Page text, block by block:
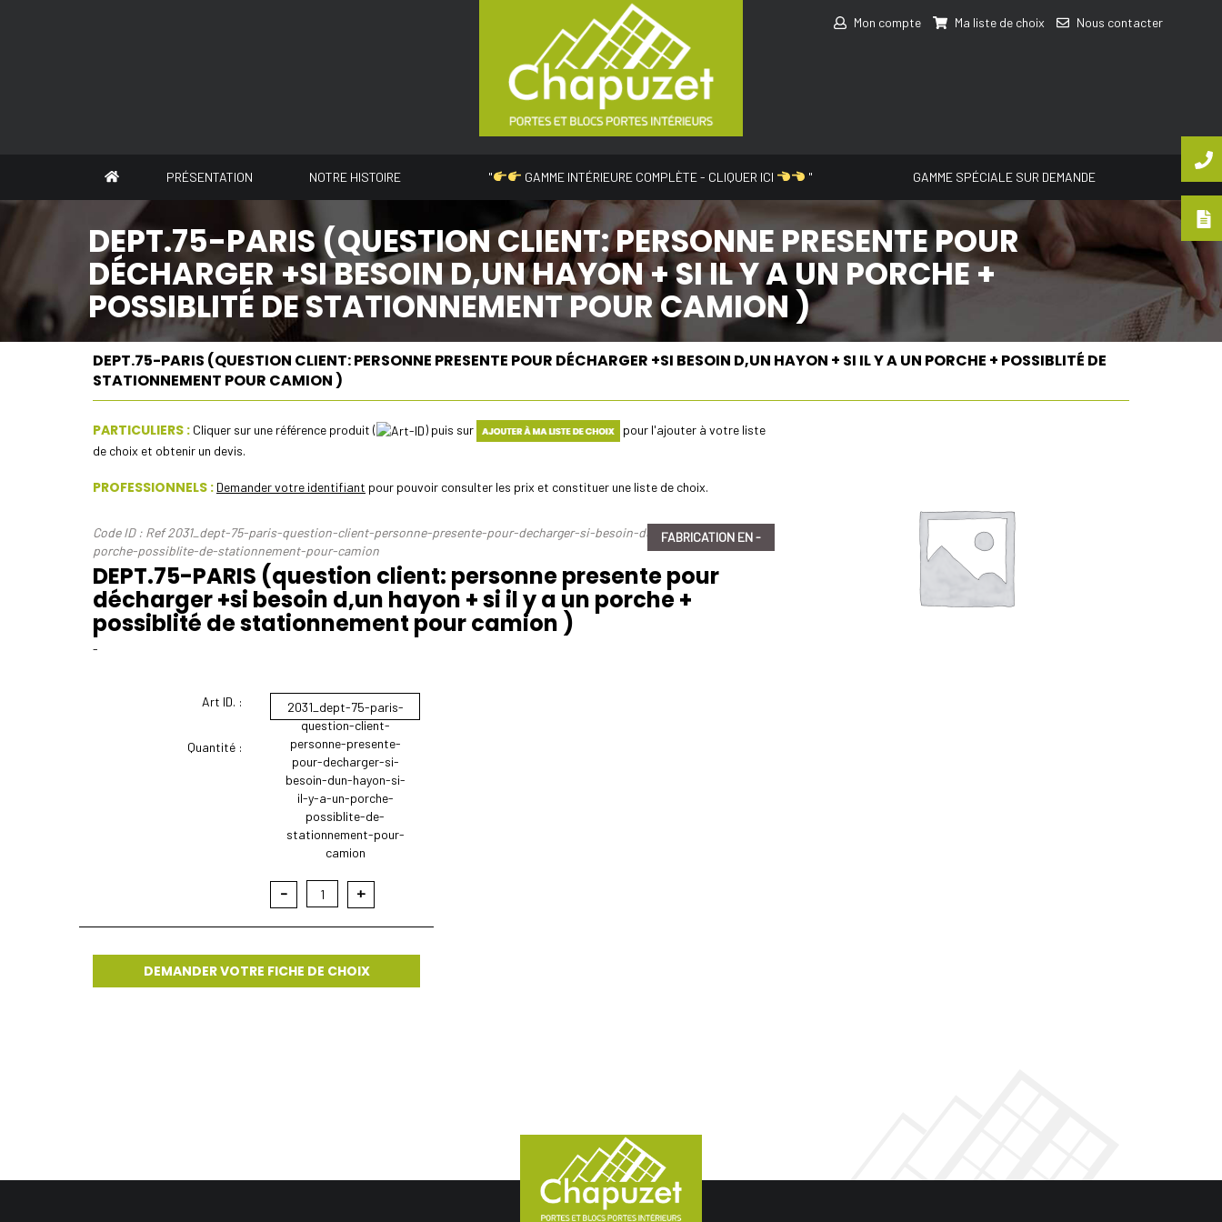
Mon compte Ma liste de choix Nous contacter
PRÉSENTATION NOTRE HISTOIRE " GAMME INTÉRIEURE COMPLÈTE - CLIQUER ICI " GAMME SPÉCIALE SUR DEMANDE
DEPT.75-PARIS (QUESTION CLIENT: PERSONNE PRESENTE POUR
DÉCHARGER +SI BESOIN D,UN HAYON + SI IL Y A UN PORCHE +
POSSIBLITÉ DE STATIONNEMENT POUR CAMION )
DEPT.75-PARIS (QUESTION CLIENT: PERSONNE PRESENTE POUR DÉCHARGER +SI BESOIN D,UN HAYON + SI IL Y A UN PORCHE + POSSIBLITÉ DE
STATIONNEMENT POUR CAMION )
PARTICULIERS : Cliquer sur une référence produit ( ) puis sur
pour l'ajouter à votre liste
de choix et obtenir un devis.
PROFESSIONNELS : Demander votre identifiant pour pouvoir consulter les prix et constituer une liste de choix.
Code ID : Ref 2031_dept-75-paris-question-client-personne-presente-pour-decharger-si-besoin-dun-hayon-si-il-y-a-un-
porche-possiblite-de-stationnement-pour-camion
DEPT.75-PARIS (question client: personne presente pour
décharger +si besoin d,un hayon + si il y a un porche +
possiblité de stationnement pour camion )
FABRICATION EN -
-
Art ID. :
Quantité :
2031_dept-75-paris-
question-client-
personne-presente-
pour-decharger-si-
besoin-dun-hayon-si-
il-y-a-un-porche-
possiblite-de-
stationnement-pour-
camion
- 1 +
DEMANDER VOTRE FICHE DE CHOIX